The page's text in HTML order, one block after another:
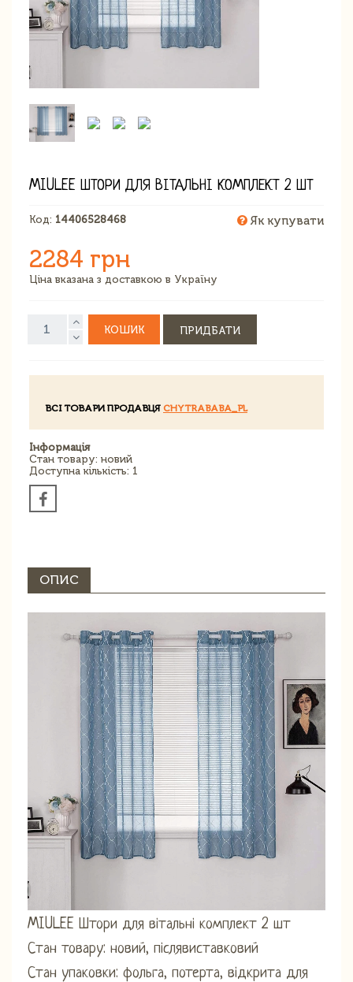
MIULEE ШТОРИ ДЛЯ ВІТАЛЬНІ КОМПЛЕКТ 2 ШТ
Код: 14406528468 Як купувати
2284 грн
Ціна вказана з доставкою в Україну
КОШИК ПРИДБАТИ
ВСІ ТОВАРИ ПРОДАВЦЯ CHYTRABABA_PL
Інформація
Стан товару: новий
Доступна кількість: 1
ОПИС
MIULEE Штори для вітальні комплект 2 шт
Стан товару: новий, післявиставковий
Стан упаковки: фольга, потерта, відкрита для